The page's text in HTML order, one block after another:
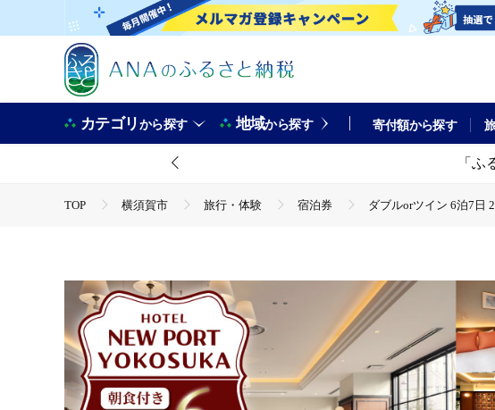
カテゴリから探す 地域から探す 寄付額から探す
「
TOP 横須賀市 旅行・体験 宿泊券 ダブルorツイン 6泊7日